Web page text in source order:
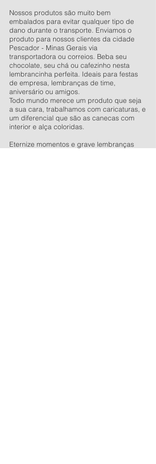
Nossos produtos são muito bem
embalados para evitar qualquer tipo de
dano durante o transporte. Enviamos o
produto para nossos clientes da cidade
Pescador - Minas Gerais via
transportadora ou correios. Beba seu
chocolate, seu chá ou cafezinho nesta
lembrancinha perfeita. Ideais para festas
de empresa, lembranças de time,
aniversário ou amigos.
Todo mundo merece um produto que seja
a sua cara, trabalhamos com caricaturas, e
um diferencial que são as canecas com
interior e alça coloridas.
Eternize momentos e grave lembranças